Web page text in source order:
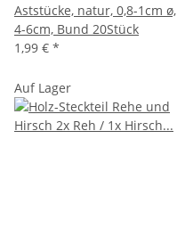
Aststücke, natur, 0,8-1cm ø,
4-6cm, Bund 20Stück
1,99 € *
Auf Lager